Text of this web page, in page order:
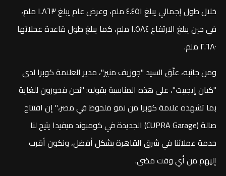
خلال طول إجمالي يبلغ ٤.٤٥١ ملم، وعرض عام يبلغ ١.٨٦٣ ملم،
في حين يبلغ الارتفاع ١.٥٨٤ ملم، كما يبلغ طول قاعدة عجلاتها
٢.٦٨٠ ملم.
ومن جانبه، علّق السيد "جوزيف منير"، مدير العلامة كوبرا لدى
"كيان إيجيبت"، على هذه المناسبة بقوله: "نحن فخورون للغاية
بما تشهده علامة كوبرا من نمو ملحوظ في مصر،" إن افتتاح
صالة (CUPRA Garage) الجديدة في كومبوند ميفيدا يتيح لنا
خدمة عملائنا في شرق القاهرة بشكل أفضل، ونكون أقرب
إليهم من أي وقت مضى.